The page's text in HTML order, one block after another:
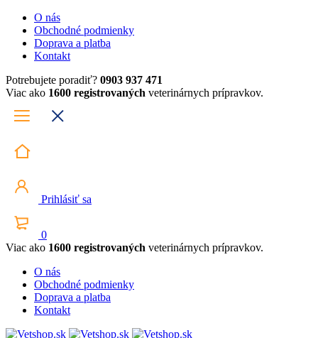
O nás
Obchodné podmienky
Doprava a platba
Kontakt
Potrebujete poradiť? 0903 937 471
Viac ako 1600 registrovaných veterinárnych prípravkov.
Prihlásiť sa
0
Viac ako 1600 registrovaných veterinárnych prípravkov.
O nás
Obchodné podmienky
Doprava a platba
Kontakt